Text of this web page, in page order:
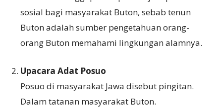
sosial bagi masyarakat Buton, sebab tenun
Buton adalah sumber pengetahuan orang-
orang Buton memahami lingkungan alamnya.
Upacara Adat Posuo
Posuo di masyarakat Jawa disebut pingitan.
Dalam tatanan masyarakat Buton.